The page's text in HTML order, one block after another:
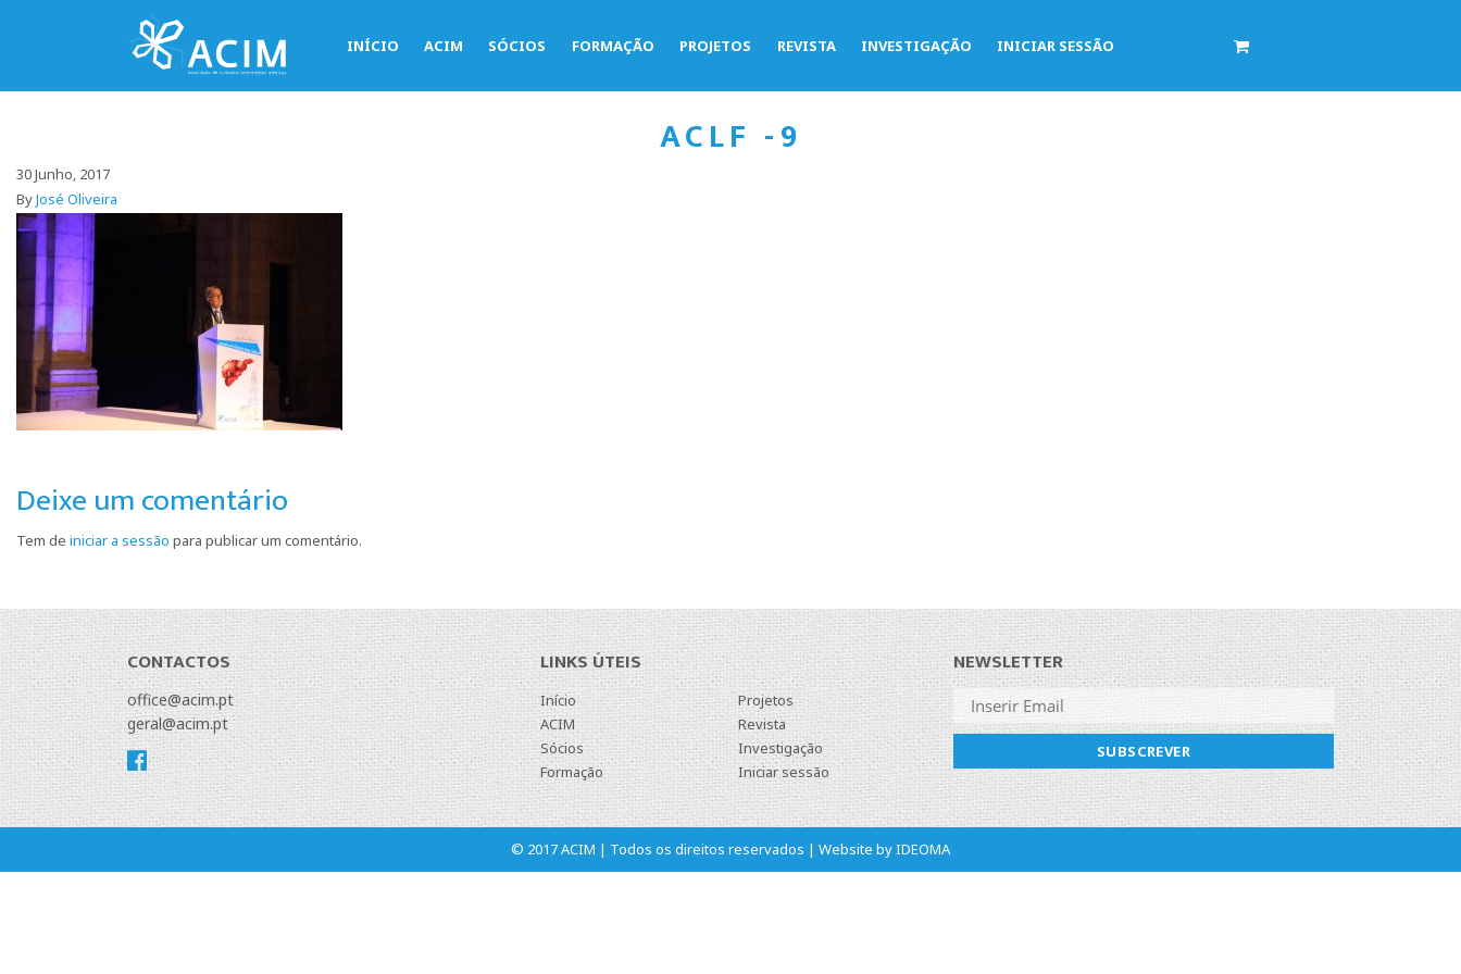
INÍCIO ACIM SÓCIOS FORMAÇÃO PROJETOS REVISTA INVESTIGAÇÃO INICIAR SESSÃO
ACLF -9
30 Junho, 2017
ByJosé Oliveira
Deixe um comentário
Tem de iniciar a sessão para publicar um comentário.
CONTACTOS
office@acim.pt
geral@acim.pt
LINKS ÚTEIS
Início
ACIM
Sócios
Formação
Projetos
Revista
Investigação
Iniciar sessão
NEWSLETTER
© 2017 ACIM | Todos os direitos reservados | Website byIDEOMA